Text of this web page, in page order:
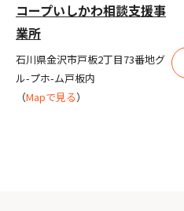
コープいしかわ相談支援事
業所
石川県金沢市戸板2丁目73番地グ
ル-プホ-ム戸板内
（Mapで見る）